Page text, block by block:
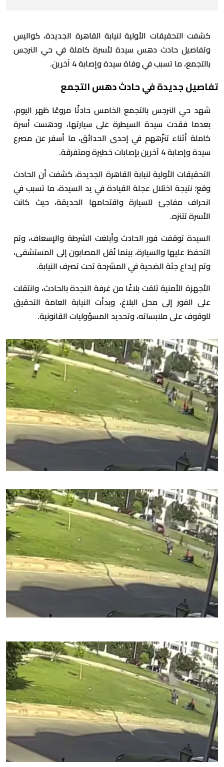
كشفت التحقيقات الأولية لنيابة القاهرة الجديدة، كواليس
وتفاصيل حادث دهس سيدة لأسرة كاملة في حي النرجس
بالتجمع، ما تسبب في وفاة سيدة وإصابة 4 آخرين.
تفاصيل جديدة في حادث دهس التجمع
شهد حي النرجس بالتجمع الخامس حادثًا مروعًا ظهر اليوم،
بعدما فقدت سيدة السيطرة على سيارتها، ودهست أسرة
كاملة أثناء تنزّههم في إحدى الحدائق، ما أسفر عن مصرع
سيدة وإصابة 4 آخرين بإصابات خطيرة ومتفرقة.
التحقيقات الأولية لنيابة القاهرة الجديدة، كشفت أن الحادث
وقع؛ نتيجة اختلال عجلة القيادة في يد السيدة، ما تسبب في
انحراف مفاجئ للسيارة واقتحامها الحديقة، حيث كانت
الأسرة تتنزه.
السيدة توقفت فور الحادث وأبلغت الشرطة والإسعاف، وتم
التحفظ عليها والسيارة، بينما نُقل المصابون إلى المستشفى،
وتم إيداع جثة الضحية في المشرحة تحت تصرف النيابة.
الأجهزة الأمنية تلقت بلاغًا من غرفة النجدة بالحادث، وانتقلت
على الفور إلى محل البلاغ، وبدأت النيابة العامة التحقيق
للوقوف على ملابساته، وتحديد المسؤوليات القانونية.